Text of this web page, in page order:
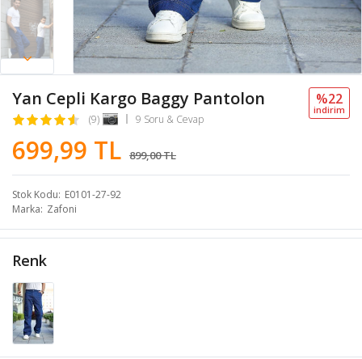
Yan Cepli Kargo Baggy Pantolon
(9) 9 Soru & Cevap
699,99 TL 899,00 TL
%22
i̇ndi̇ri̇m
Stok Kodu E0101-27-92
Marka Zafoni
Renk